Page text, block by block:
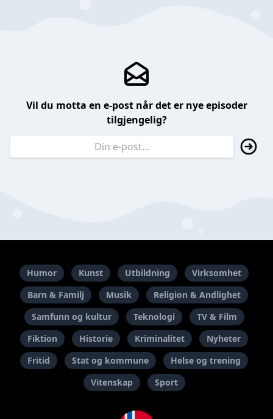
Vil du motta en e-post når det er nye episoder
tilgjengelig?
Humor Kunst Utbildning
Virksomhet
Barn & Familj
Musik
Religion & Andlighet
Samfunn og kultur
Teknologi
TV & Film
Fiktion
Historie Kriminalitet
Nyheter
Fritid
Stat og kommune
Helse og trening
Vitenskap
Sport